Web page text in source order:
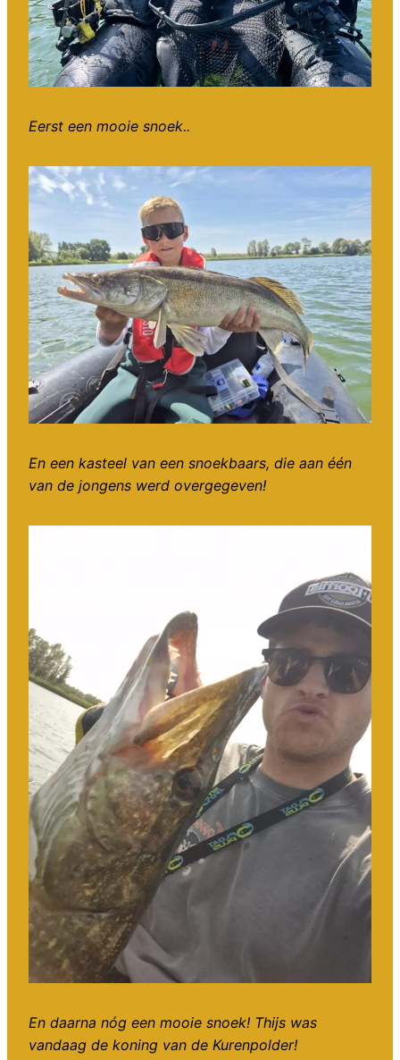
Eerst een mooie snoek..
En een kasteel van een snoekbaars, die aan één
van de jongens werd overgegeven!
En daarna nóg een mooie snoek! Thijs was
vandaag de koning van de Kurenpolder!